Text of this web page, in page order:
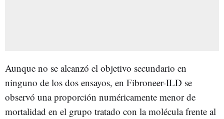
Aunque no se alcanzó el objetivo secundario en
ninguno de los dos ensayos, en Fibroneer-ILD se
observó una proporción numéricamente menor de
mortalidad en el grupo tratado con la molécula frente al